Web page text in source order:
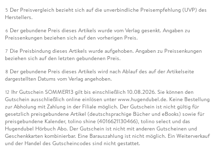
5 Der Preisvergleich bezieht sich auf die unverbindliche Preisempfehlung (UVP) des
Herstellers.
6 Der gebundene Preis dieses Artikels wurde vom Verlag gesenkt. Angaben zu
Preissenkungen beziehen sich auf den vorherigen Preis.
7 Die Preisbindung dieses Artikels wurde aufgehoben. Angaben zu Preissenkungen
beziehen sich auf den letzten gebundenen Preis.
8 Der gebundene Preis dieses Artikels wird nach Ablauf des auf der Artikelseite
dargestellten Datums vom Verlag angehoben.
12 Ihr Gutschein SOMMER13 gilt bis einschließlich 10.08.2026. Sie können den
Gutschein ausschließlich online einlösen unter www.hugendubel.de. Keine Bestellung
zur Abholung mit Zahlung in der Filiale möglich. Der Gutschein ist nicht gültig für
gesetzlich preisgebundene Artikel (deutschsprachige Bücher und eBooks) sowie für
preisgebundene Kalender, tolino shine (4016621130466), tolino select und das
Hugendubel Hörbuch Abo. Der Gutschein ist nicht mit anderen Gutscheinen und
Geschenkkarten kombinierbar. Eine Barauszahlung ist nicht möglich. Ein Weiterverkauf
und der Handel des Gutscheincodes sind nicht gestattet.